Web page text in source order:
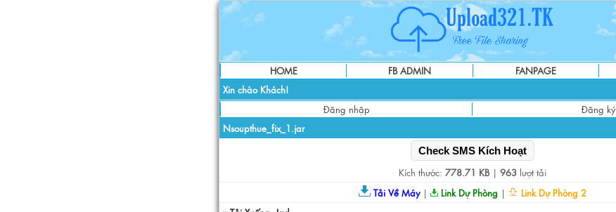
HOME FB ADMIN FANPAGE
Xin chào Khách!
Đăng nhập
Đăng ký
Nsoupthue_fix_1.jar
Check SMS Kích Hoạt
Kích thước: 778.71 KB| 963 lượt tải
Tải Về Máy| Link Dự Phòng |
Link Dự Phòng 2